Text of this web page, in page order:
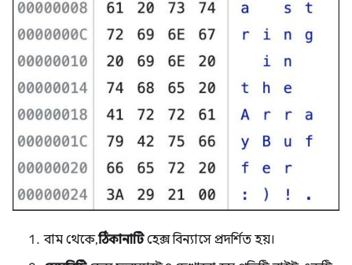
বাম থেকে,ঠিকানাটিহেক্স বিন্যাসে প্রদর্শিত হয়।